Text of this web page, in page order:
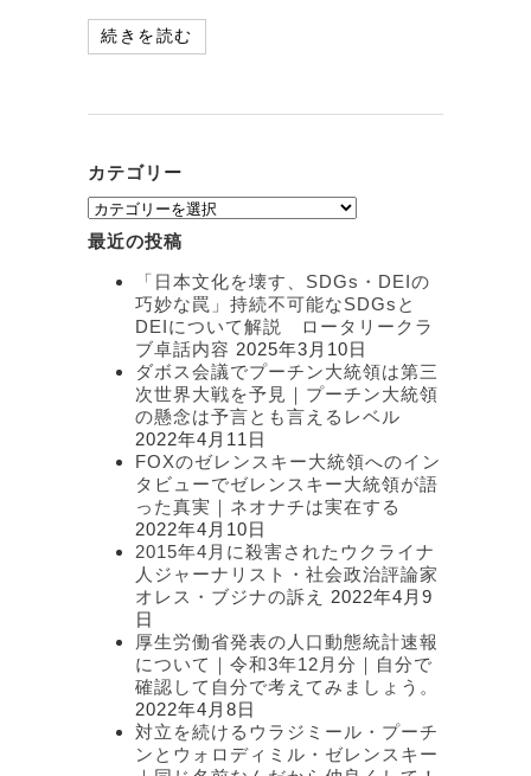
続きを読む
カテゴリー
カ
テ
ゴ
最近の投稿
「日本文化を壊す、SDGs・DEIの
巧妙な罠」持続不可能なSDGsと
DEIについて解説 ロータリークラ
ブ卓話内容 2025年3月10日
ダボス会議でプーチン大統領は第三
次世界大戦を予見｜プーチン大統領
の懸念は予言とも言えるレベル
2022年4月11日
FOXのゼレンスキー大統領へのイン
タビューでゼレンスキー大統領が語
った真実｜ネオナチは実在する
2022年4月10日
2015年4月に殺害されたウクライナ
人ジャーナリスト・社会政治評論家
オレス・ブジナの訴え
2022年4月9
日
厚生労働省発表の人口動態統計速報
について｜令和3年12月分｜自分で
確認して自分で考えてみましょう。
2022年4月8日
対立を続けるウラジミール・プーチ
ンとウォロディミル・ゼレンスキー